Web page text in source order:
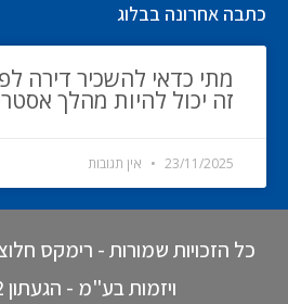
כתבה אחרונה בבלוג
מתי כדאי להשכיר דירה
זה יכול להיות מהלך
23/11/2025 אין תגובות
כל הזכויות שמורות - רימקס
ויזמות בע"מ - הגעתון 40/2 נהריה